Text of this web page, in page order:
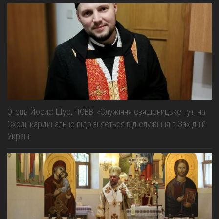
Отець Йосиф Щур, ЧСВВ: «Служіння священицьке тут, на
Сході, кардинально відрізняється від служіння в Західній
Україні